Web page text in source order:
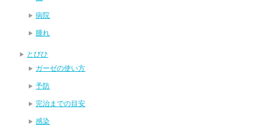
病院
腫れ
とびひ
ガーゼの使い方
予防
完治までの目安
感染